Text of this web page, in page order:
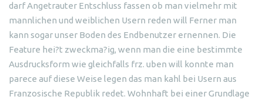
darf Angetrauter Entschluss fassen ob man vielmehr mit
mannlichen und weiblichen Usern reden will Ferner man
kann sogar unser Boden des Endbenutzer ernennen. Die
Feature hei?t zweckma?ig, wenn man die eine bestimmte
Ausdrucksform wie gleichfalls frz. uben will konnte man
parece auf diese Weise legen das man kahl bei Usern aus
Franzosische Republik redet. Wohnhaft bei einer Grundlage